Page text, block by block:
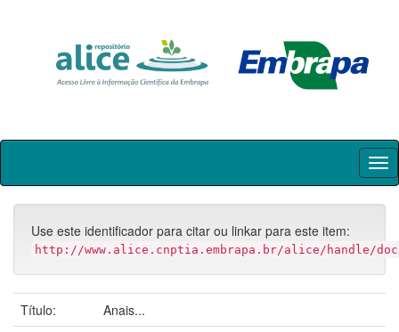
Skip
Use este identificador para citar ou linkar para este item:
http://www.alice.cnptia.embrapa.br/alice/handle/
Título:
Anais...